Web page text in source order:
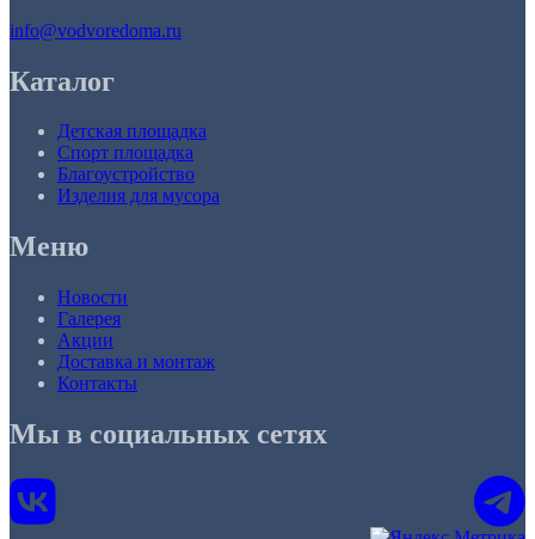
info@vodvoredoma.ru
Каталог
Детская площадка
Спорт площадка
Благоустройство
Изделия для мусора
Меню
Новости
Галерея
Акции
Доставка и монтаж
Контакты
Мы в социальных сетях